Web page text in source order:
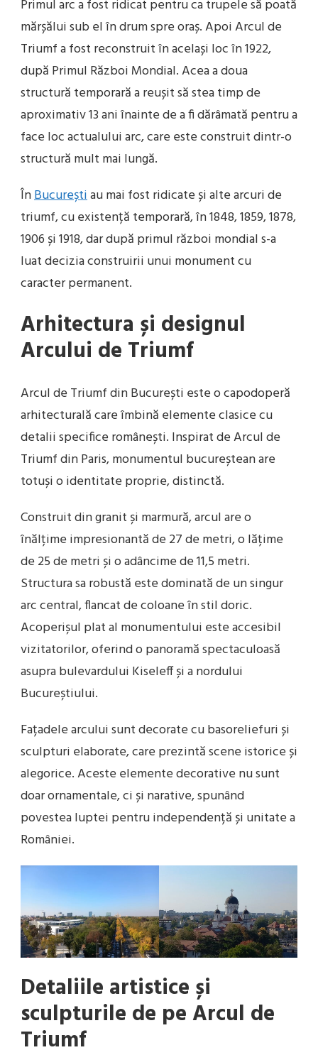
Primul arc a fost ridicat pentru ca trupele să poată
mărșălui sub el în drum spre oraș. Apoi Arcul de
Triumf a fost reconstruit în același loc în 1922,
după Primul Război Mondial. Acea a doua
structură temporară a reușit să stea timp de
aproximativ 13 ani înainte de a fi dărâmată pentru a
face loc actualului arc, care este construit dintr-o
structură mult mai lungă.
ÎnBucureștiau mai fost ridicate și alte arcuri de
triumf, cu existență temporară, în 1848, 1859, 1878,
1906 și 1918, dar după primul război mondial s-a
luat decizia construirii unui monument cu
caracter permanent.
Arhitectura și designul
Arcului de Triumf
Arcul de Triumf din București este o capodoperă
arhitecturală care îmbină elemente clasice cu
detalii specifice românești. Inspirat de Arcul de
Triumf din Paris, monumentul bucureștean are
totuși o identitate proprie, distinctă.
Construit din granit și marmură, arcul are o
înălțime impresionantă de 27 de metri, o lățime
de 25 de metri și o adâncime de 11,5 metri.
Structura sa robustă este dominată de un singur
arc central, flancat de coloane în stil doric.
Acoperișul plat al monumentului este accesibil
vizitatorilor, oferind o panoramă spectaculoasă
asupra bulevardului Kiseleff și a nordului
Bucureștiului.
Fațadele arcului sunt decorate cu basoreliefuri și
sculpturi elaborate, care prezintă scene istorice și
alegorice. Aceste elemente decorative nu sunt
doar ornamentale, ci și narative, spunând
povestea luptei pentru independență și unitate a
României.
Detaliile artistice și
sculpturile de pe Arcul de
Triumf